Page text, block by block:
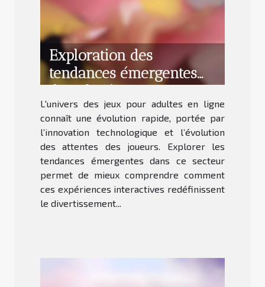
Exploration des
tendances émergentes
dans les jeux pour
adultes en ligne
L'univers des jeux pour adultes en ligne
connaît une évolution rapide, portée par
l’innovation technologique et l’évolution
des attentes des joueurs. Explorer les
tendances émergentes dans ce secteur
permet de mieux comprendre comment
ces expériences interactives redéfinissent
le divertissement...